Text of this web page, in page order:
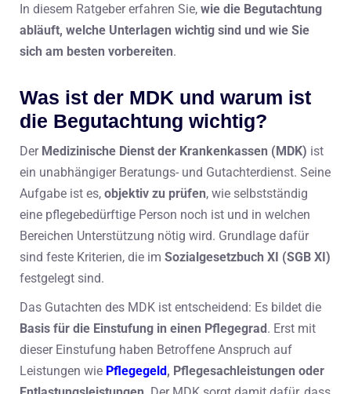
In diesem Ratgeber erfahren Sie, wie die Begutachtung
abläuft, welche Unterlagen wichtig sind und wie Sie
sich am besten vorbereiten.
Was ist der MDK und warum ist
die Begutachtung wichtig?
Der Medizinische Dienst der Krankenkassen (MDK) ist
ein unabhängiger Beratungs- und Gutachterdienst. Seine
Aufgabe ist es, objektiv zu prüfen, wie selbstständig
eine pflegebedürftige Person noch ist und in welchen
Bereichen Unterstützung nötig wird. Grundlage dafür
sind feste Kriterien, die im Sozialgesetzbuch XI (SGB XI)
festgelegt sind.
Das Gutachten des MDK ist entscheidend: Es bildet die
Basis für die Einstufung in einen Pflegegrad. Erst mit
dieser Einstufung haben Betroffene Anspruch auf
Leistungen wie Pflegegeld, Pflegesachleistungen oder